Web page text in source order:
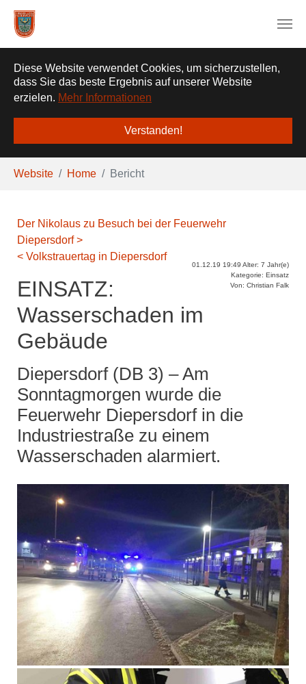
Diese Website verwendet Cookies, um sicherzustellen,
dass Sie das beste Ergebnis auf unserer Website
erzielen. Mehr Informationen
Verstanden!
Sie sind hier:
Website Home Bericht
Der Nikolaus zu Besuch bei der Feuerwehr
Diepersdorf >
< Volkstrauertag in Diepersdorf
01.12.19 19:49 Alter: 7 Jahr(e)
Kategorie: Einsatz
Von: Christian Falk
EINSATZ:
Wasserschaden im
Gebäude
Diepersdorf (DB 3) – Am
Sonntagmorgen wurde die
Feuerwehr Diepersdorf in die
Industriestraße zu einem
Wasserschaden alarmiert.